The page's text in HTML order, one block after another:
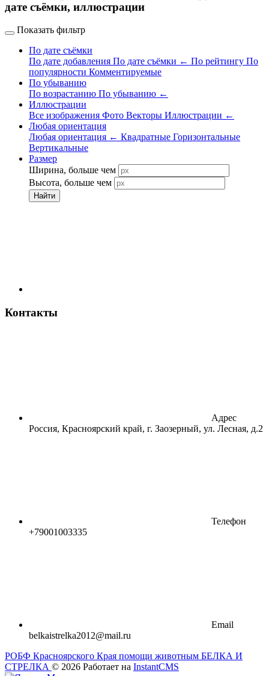
дате съёмки, иллюстрации
Показать фильтр
По дате съёмки
По дате добавления По дате съёмки ← По рейтингу По
популярности Комментируемые
По убыванию
По возрастанию По убыванию ←
Иллюстрации
Все изображения Фото Векторы Иллюстрации ←
Любая ориентация
Любая ориентация ← Квадратные Горизонтальные
Вертикальные
Размер
Ширина, больше чем
Высота, больше чем
Найти
Контакты
Адрес
Россия, Красноярский край, г. Заозерный, ул. Лесная, д.2
Телефон
+79001003335
Email
belkaistrelka2012@mail.ru
РОБФ Красноярского Края помощи животным БЕЛКА И
СТРЕЛКА © 2026 Работает на InstantCMS